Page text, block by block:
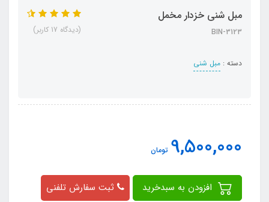
مبل شنی خزدار مخمل
BIN-3123
دسته : مبل شنی
(دیدگاه 17 کاربر)
9,500,000 تومان
ثبت سفارش تلفنی